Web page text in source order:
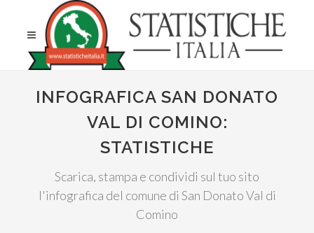
INFOGRAFICA SAN DONATO
VAL DI COMINO:
STATISTICHE
Scarica, stampa e condividi sul tuo sito
l'infografica del comune di San Donato Val di
Comino